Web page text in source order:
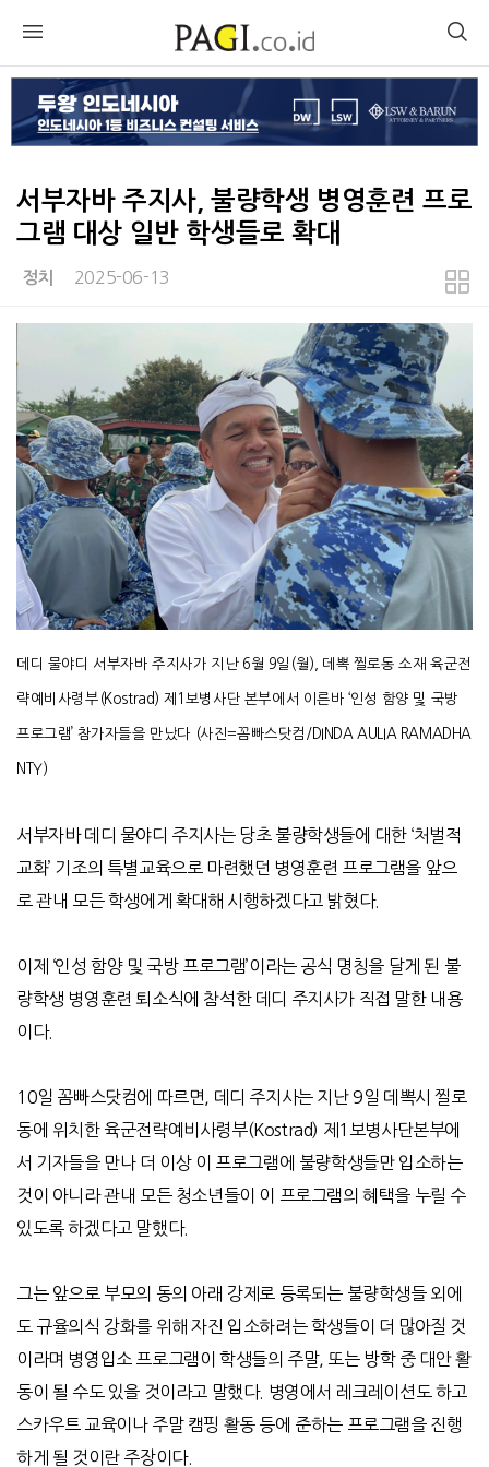
서부자바 주지사, 불량학생 병영훈련 프로
그램 대상 일반 학생들로 확대
정치 2025-06-13
데디 물야디 서부자바 주지사가 지난 6월 9일(월), 데뽁 찔로동 소재 육군전
략예비사령부(Kostrad) 제1보병사단 본부에서 이른바 ‘인성 함양 및 국방
프로그램’ 참가자들을 만났다 (사진=꼼빠스닷컴/DINDA AULIA RAMADHA
NTY)
서부자바 데디 물야디 주지사는 당초 불량학생들에 대한 ‘처벌적
교화’ 기조의 특별교육으로 마련했던 병영훈련 프로그램을 앞으
로 관내 모든 학생에게 확대해 시행하겠다고 밝혔다.
이제 ‘인성 함양 및 국방 프로그램’이라는 공식 명칭을 달게 된 불
량학생 병영훈련 퇴소식에 참석한 데디 주지사가 직접 말한 내용
이다.
10일 꼼빠스닷컴에 따르면 데디 주지사는 지난9일 데뽁시 찔로
동에 위치한 육군전략예비사령부(Kostrad) 제 1 보병사단본부에
서 기자들을 만나 더 이상 이 프로그램에 불량학생들만 입소하는
것이 아니라 관내 모든 청소년들이 이 프로그램의 혜택을 누릴 수
있도록 하겠다고 말했다.
그는 앞으로 부모의 동의 아래 강제로 등록되는 불량학생들 외에
도 규율의식 강화를 위해 자진 입소하려는 학생들이 더 많아질 것
이라며 병영입소 프로그램이 학생들의 주말, 또는 방학 중 대안 활
동이 될 수도 있을 것이라고 말했다. 병영에서 레크레이션도 하고
스카우트 교육이나 주말 캠핑 활동 등에 준하는 프로그램을 진행
하게 될 것이란 주장이다.